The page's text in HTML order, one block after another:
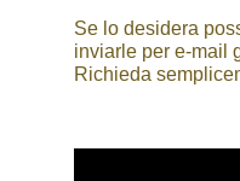
Se lo desidera
inviarle per e-mail
Richieda